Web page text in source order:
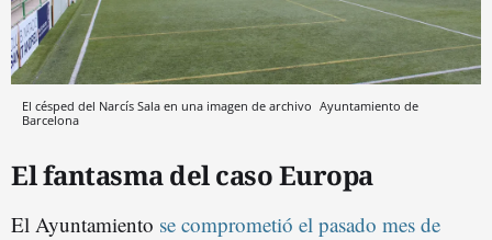
El césped del Narcís Sala en una imagen de archivo Ayuntamiento de
Barcelona
El fantasma del caso Europa
El Ayuntamiento se comprometió el pasado mes de